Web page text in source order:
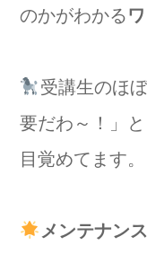
のかがわかる
受講生のほ
要だわ～！」
目覚めてます。
メンテナン